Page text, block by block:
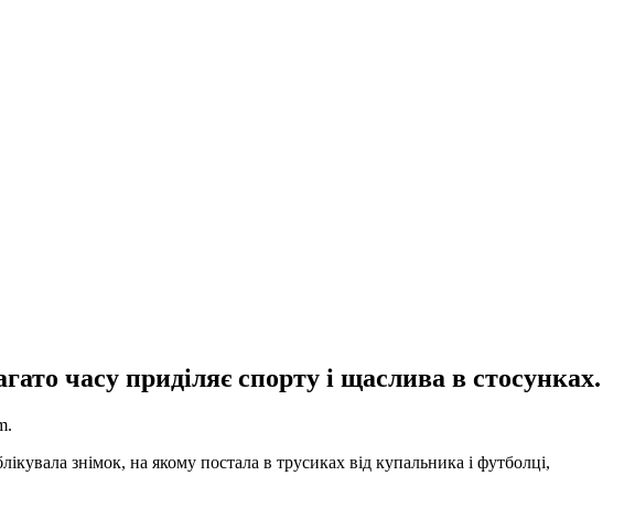
часу приділяє спорту і щаслива в стосунках.
знімок, на якому постала в трусиках від купальника і футболці,